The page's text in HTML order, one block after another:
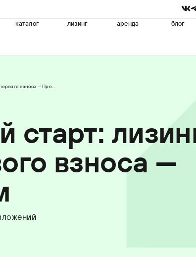
каталог
лизинг аренда блог
взноса — Пре...
старт:
взноса —